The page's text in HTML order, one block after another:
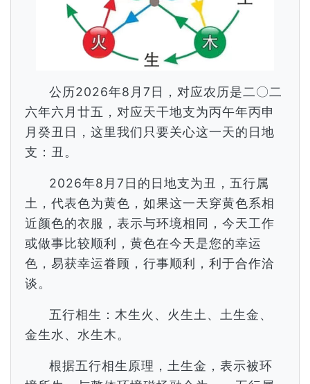
公历2026年8月7日，对应农历是二〇二
六年六月廿五，对应天干地支为丙午年丙申
月癸丑日，这里我们只要关心这一天的日地
支：丑。
2026年8月7日的日地支为丑，五行属
土，代表色为黄色，如果这一天穿黄色系相
近颜色的衣服，表示与环境相同，今天工作
或做事比较顺利，黄色在今天是您的幸运
色，易获幸运眷顾，行事顺利，利于合作洽
谈。
五行相生：木生火、火生土、土生金、
金生水、水生木。
根据五行相生原理，土生金，表示被环